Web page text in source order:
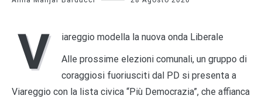
V
iareggio modella la nuova onda Liberale
Alle prossime elezioni comunali, un gruppo di
coraggiosi fuoriusciti dal PD si presenta a
Viareggio con la lista civica “Più Democrazia”, che affianca